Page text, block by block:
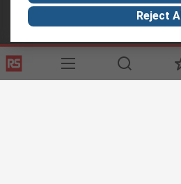
Links de ayuda
Servicios
Acerca de RS
Reject All